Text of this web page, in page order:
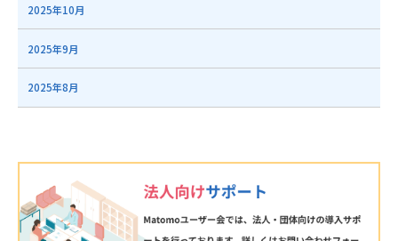
2025年10月
2025年9月
2025年8月